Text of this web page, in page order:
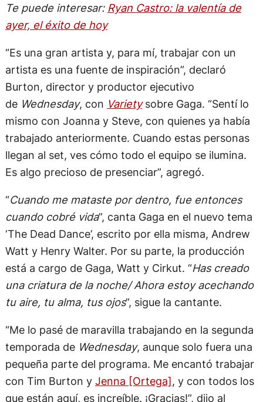
Te puede interesar: Ryan Castro: la valentía de
ayer, el éxito de hoy
“Es una gran artista y, para mí, trabajar con un
artista es una fuente de inspiración”, declaró
Burton, director y productor ejecutivo
de Wednesday, con Varietysobre Gaga. “Sentí lo
mismo con Joanna y Steve, con quienes ya había
trabajado anteriormente. Cuando estas personas
llegan al set, ves cómo todo el equipo se ilumina.
Es algo precioso de presenciar”, agregó.
“Cuando me mataste por dentro, fue entonces
cuando cobré vida”, canta Gaga en el nuevo tema
‘The Dead Dance’, escrito por ella misma, Andrew
Watt y Henry Walter. Por su parte, la producción
está a cargo de Gaga, Watt y Cirkut. “Has creado
una criatura de la noche/ Ahora estoy acechando
tu aire, tu alma, tus ojos”, sigue la cantante.
“Me lo pasé de maravilla trabajando en la segunda
temporada de Wednesday, aunque solo fuera una
pequeña parte del programa. Me encantó trabajar
con Tim Burton y Jenna [Ortega], y con todos los
que están aquí, es increíble. ¡Gracias!”, dijo al